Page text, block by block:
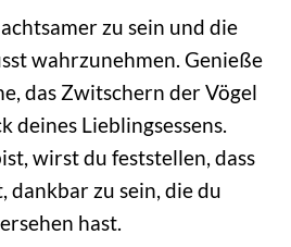
zu sein und die
wahrzunehmen. Genieße
das Zwitschern der Vögel
deines Lieblingsessens.
wirst du feststellen, dass
dankbar zu sein, die du
hast.